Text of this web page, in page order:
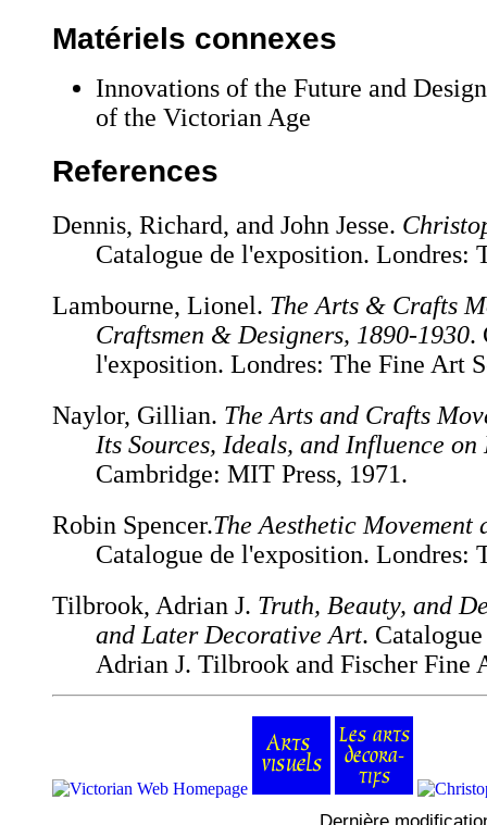
Matériels connexes
Innovations of the Future and
of the Victorian Age
References
Dennis, Richard, and John Jesse.
Catalogue de l'exposition. Londres:
Lambourne, Lionel. The Arts & Crafts
Craftsmen & Designers, 1890-1930.
l'exposition. Londres: The Fine Art
Naylor, Gillian. The Arts and Crafts
Its Sources, Ideals, and Influence on
Cambridge: MIT Press, 1971.
Robin Spencer.The Aesthetic Movement
Catalogue de l'exposition. Londres:
Tilbrook, Adrian J. Truth, Beauty, and
and Later Decorative Art.
Adrian J. Tilbrook and Fischer Fine
Dernière